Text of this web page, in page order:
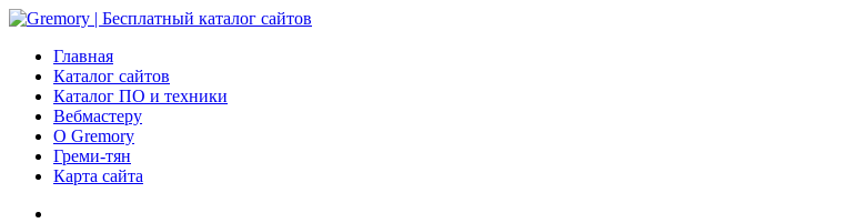
Главная
Каталог сайтов
Каталог ПО и техники
Вебмастеру
О Gremory
Греми-тян
Карта сайта